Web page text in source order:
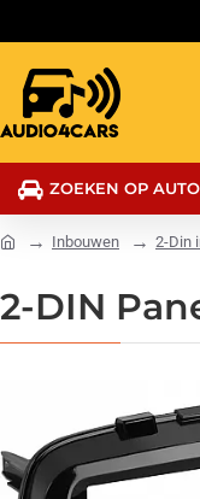
ZOEKEN OP AUTO
Inbouwen 2-Din
2-DIN